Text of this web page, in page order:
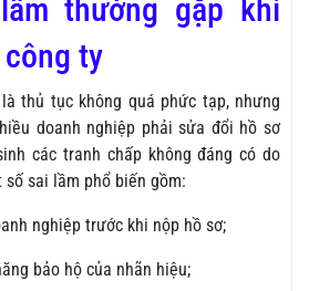
thường gặp khi
ty
là thủ tục không quá phức tạp, nhưng
doanh nghiệp phải sửa đổi hồ sơ
các tranh chấp không đáng có do
sai lầm phổ biến gồm:
nghiệp trước khi nộp hồ sơ;
bảo hộ của nhãn hiệu;